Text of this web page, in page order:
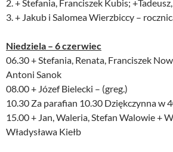
2. + Stefania, Franciszek Kubis;
3. + Jakub i Salomea Wierzbiccy –
Niedziela – 6 czerwiec
06.30 + Stefania, Renata, Franciszek
Antoni Sanok
08.00 + Józef Bielecki – (greg.)
10.30 Za parafian 10.30 Dziękczynna w
15.00 + Jan, Waleria, Stefan Walowie +
Władysława Kiełb